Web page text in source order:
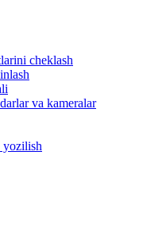
cheklash
va kameralar
yozilish